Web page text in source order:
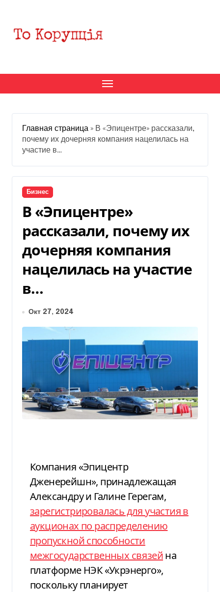
содержанию
Главная страница » В «Эпицентре» рассказали,
почему их дочерняя компания нацелилась на
участие в…
Бизнес
В «Эпицентре»
рассказали, почему их
дочерняя компания
нацелилась на участие
в…
Окт 27, 2024
Компания «Эпицентр
Дженерейшн», принадлежащая
Александру и Галине Герегам,
зарегистрировалась для участия в
аукционах по распределению
пропускной способности
межгосударственных связейна
платформе НЭК «Укрэнерго»,
поскольку планирует